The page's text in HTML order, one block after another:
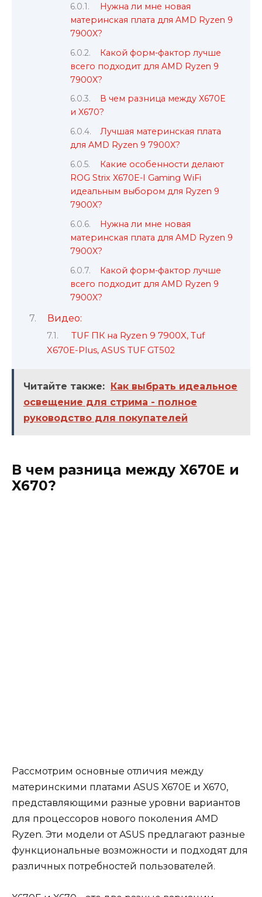
Нужна ли мне новая
материнская плата для AMD Ryzen 9
7900X?
Какой форм-фактор лучше
всего подходит для AMD Ryzen 9
7900X?
В чем разница между X670E
и X670?
Лучшая материнская плата
для AMD Ryzen 9 7900X?
Какие особенности делают
ROG Strix X670E-I Gaming WiFi
идеальным выбором для Ryzen 9
7900X?
Нужна ли мне новая
материнская плата для AMD Ryzen 9
7900X?
Какой форм-фактор лучше
всего подходит для AMD Ryzen 9
7900X?
Видео:
TUF ПК на Ryzen 9 7900X, Tuf
X670E-Plus, ASUS TUF GT502
Читайте также:
Как выбрать идеальное
освещение для стрима - полное
руководство для покупателей
В чем разница между X670E и
X670?
Рассмотрим основные отличия между
материнскими платами ASUS X670E и X670,
представляющими разные уровни вариантов
для процессоров нового поколения AMD
Ryzen. Эти модели от ASUS предлагают разные
функциональные возможности и подходят для
различных потребностей пользователей.